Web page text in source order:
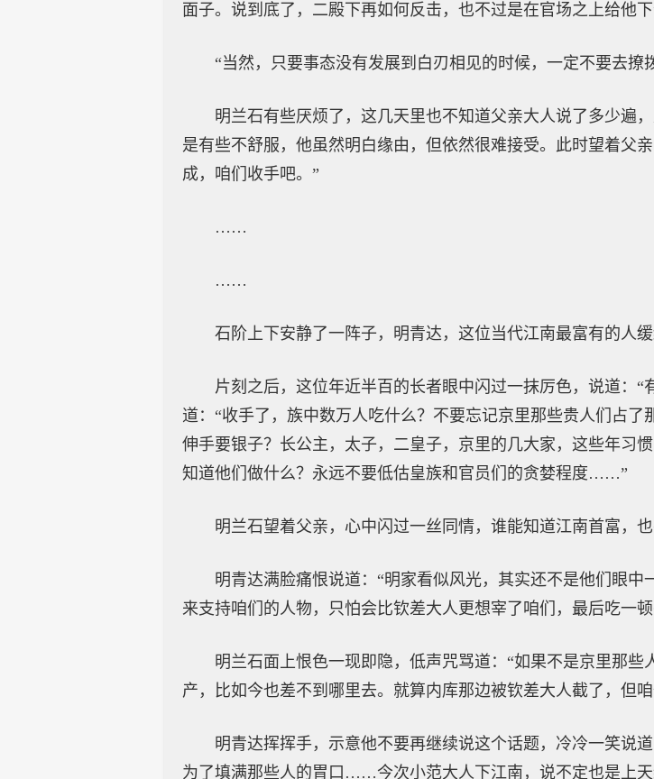
面子。说到底了，二殿下再如何反击，也不过是在官场之上给
“当然，只要事态没有发展到白刃相见的时候，一定不要去撩
明兰石有些厌烦了，这几天里也不知道父亲大人说了多少遍
是有些不舒服，他虽然明白缘由，但依然很难接受。此时望着父
成，咱们收手吧。”
……
……
石阶上下安静了一阵子，明青达，这位当代江南最富有的人缓
片刻之后，这位年近半百的长者眼中闪过一抹厉色，说道：
道：“收手了，族中数万人吃什么？不要忘记京里那些贵人们占
伸手要银子？长公主，太子，二皇子，京里的几大家，这些年习
知道他们做什么？永远不要低估皇族和官员们的贪婪程度……”
明兰石望着父亲，心中闪过一丝同情，谁能知道江南首富，也
明青达满脸痛恨说道：“明家看似风光，其实还不是他们眼
来支持咱们的人物，只怕会比钦差大人更想宰了咱们，最后吃一
明兰石面上恨色一现即隐，低声咒骂道：“如果不是京里那
产，比如今也差不到哪里去。就算内库那边被钦差大人截了，但
明青达挥挥手，示意他不要再继续说这个话题，冷冷一笑说
为了填满那些人的胃口……今次小范大人下江南，说不定也是上